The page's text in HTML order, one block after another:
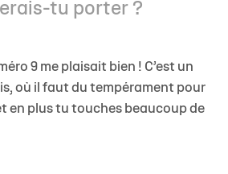
tu porter ?
9 me plaisait bien ! C’est un
où il faut du tempérament pour
en plus tu touches beaucoup de